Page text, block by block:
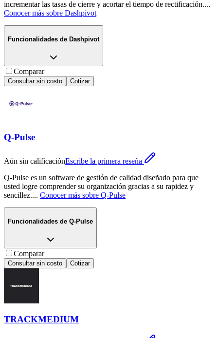
incrementar las tasas de cierre y acortar el tiempo de rectificación....
Conocer más sobre Dashpivot
Funcionalidades de Dashpivot
Comparar
Consultar sin costo Cotizar
Q-Pulse
Aún sin calificaciónEscribe la primera reseña
Q-Pulse es un software de gestión de calidad diseñado para que
usted logre comprender su organización gracias a su rapidez y
sencillez.... Conocer más sobre Q-Pulse
Funcionalidades de Q-Pulse
Comparar
Consultar sin costo Cotizar
TRACKMEDIUM